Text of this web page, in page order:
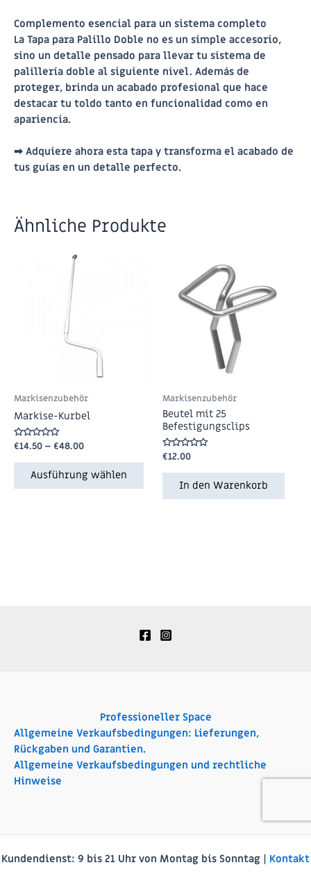
Complemento esencial para un sistema completo
La Tapa para Palillo Doble no es un simple accesorio,
sino un detalle pensado para llevar tu sistema de
palillería doble al siguiente nivel. Además de
proteger, brinda un acabado profesional que hace
destacar tu toldo tanto en funcionalidad como en
apariencia.
➡ Adquiere ahora esta tapa y transforma el acabado de
tus guías en un detalle perfecto.
Ähnliche Produkte
Markisenzubehör
Markise-Kurbel
Bewertet
mit
0
€14.50 – €48.00
Ausführung wählen
Markisenzubehör
Beutel mit 25
Befestigungsclips
Bewertet
mit
0
€12.00
In den Warenkorb
Professioneller Space
Allgemeine Verkaufsbedingungen: Lieferungen,
Rückgaben und Garantien.
Allgemeine Verkaufsbedingungen und rechtliche
Hinweise
Kundendienst: 9 bis 21 Uhr von Montag bis Sonntag | Kontakt